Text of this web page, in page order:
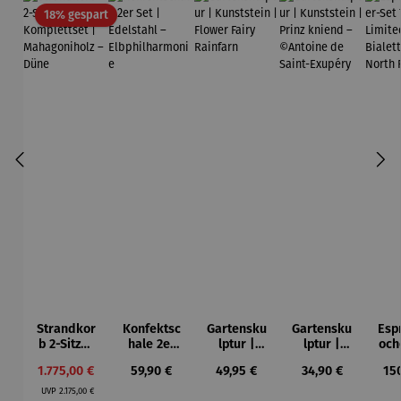
18% gespartRabatt
Strandkor
b 2-Sitzer
et |
Mahagoni
Verkaufspreis:
1.775,00 €
UVPRegulärer Preis:
2.175,00 €
Konfektsc
hale 2er
Edelstahl
Regulärer Preis:
59,90 €
Gartensku
lptur |
| Flower
Regulärer Preis:
49,95 €
Gartensku
lptur |
| Prinz
Regulärer Preis:
34,90 €